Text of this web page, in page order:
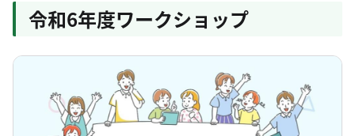
令和6年度ワークショップ